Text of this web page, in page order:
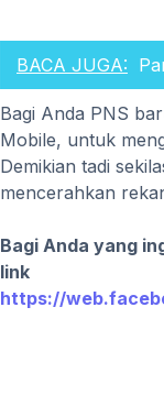
BACA JUGA:
Bagi Anda PNS
Mobile, untuk
Demikian tadi
mencerahkan
Bagi Anda yang
link
https://